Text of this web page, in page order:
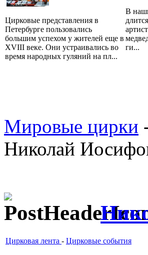
Цирковые представления в
Петербурге пользовались
большим успехом у жителей еще в
XVIII веке. Они устраивались во
время народных гуляний на пл...
В
ги...
Мировые цирки
Николай
Цирковая лента - Цирковые события